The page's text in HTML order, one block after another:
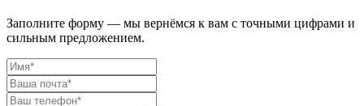
Заполните форму — мы вернёмся к вам с точными цифрами и
сильным предложением.